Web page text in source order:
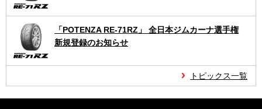
「POTENZA RE-71RZ」 全日本ジムカーナ選手権
新規登録のお知らせ
トピックス一覧